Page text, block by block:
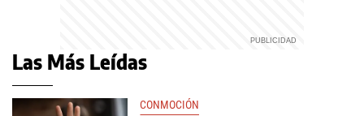
Las Más Leídas
CONMOCIÓN